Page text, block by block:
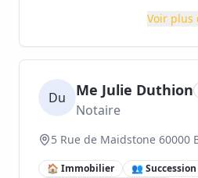
Voir plus
Du Me Julie Duthion
Notaire
5 Rue de Maidstone 60000
🏠 Immobilier 👥